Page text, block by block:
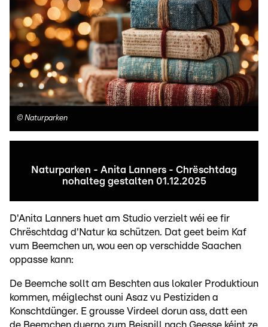
© Naturparken
Naturparken - Anita Lanners - Chrëschtdag
nohalteg gestalten 01.12.2025
D'Anita Lanners huet am Studio verzielt wéi ee fir
Chrëschtdag d'Natur ka schützen. Dat geet beim Kaf
vum Beemchen un, wou een op verschidde Saachen
oppasse kann:
De Beemche sollt am Beschten aus lokaler Produktioun
kommen, méiglechst ouni Asaz vu Pestiziden a
Konschtdünger. E grousse Virdeel dorun ass, datt een